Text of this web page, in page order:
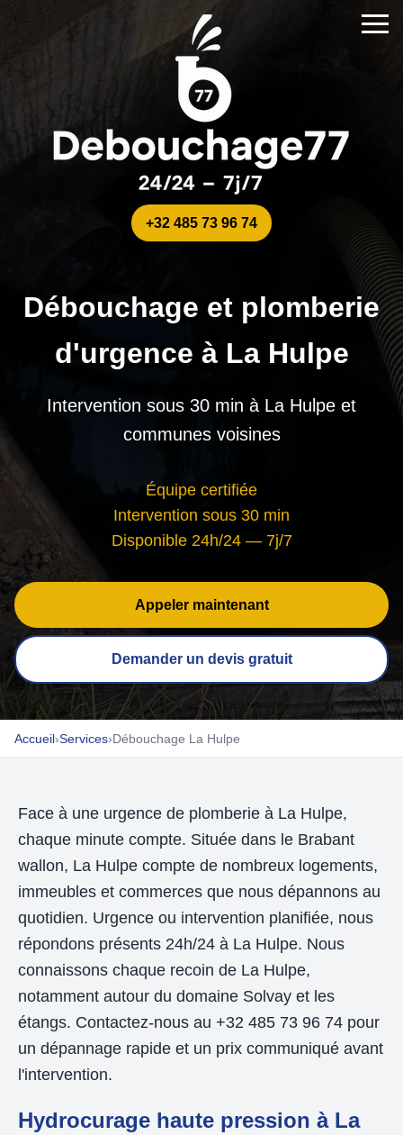
+32 485 73 96 74
Débouchage et plomberie
d'urgence à La Hulpe
Intervention sous 30 min à La Hulpe et
communes voisines
Équipe certifiée
Intervention sous 30 min
Disponible 24h/24 — 7j/7
Appeler maintenant
Demander un devis gratuit
Accueil›Services›Débouchage La Hulpe
Face à une urgence de plomberie à La Hulpe,
chaque minute compte. Située dans le Brabant
wallon, La Hulpe compte de nombreux logements,
immeubles et commerces que nous dépannons au
quotidien. Urgence ou intervention planifiée, nous
répondons présents 24h/24 à La Hulpe. Nous
connaissons chaque recoin de La Hulpe,
notamment autour du domaine Solvay et les
étangs. Contactez-nous au +32 485 73 96 74 pour
un dépannage rapide et un prix communiqué avant
l'intervention.
Hydrocurage haute pression à La